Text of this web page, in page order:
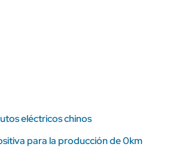
eléctricos chinos
para la producción de 0km